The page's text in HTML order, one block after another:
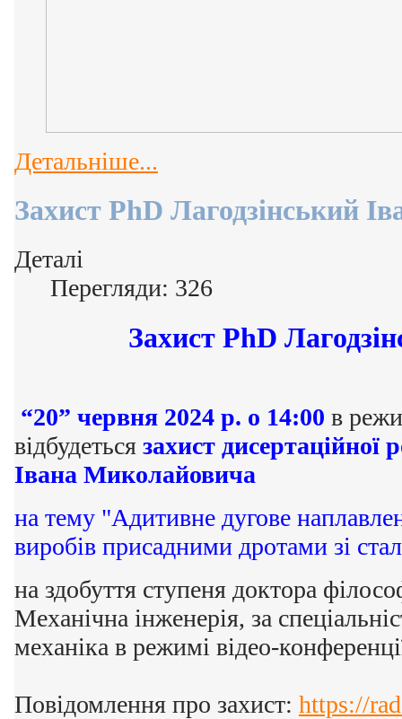
Детальніше...
Захист PhD Лагодзінський
Деталі
Перегляди: 326
Захист PhD
“20” червня 2024 р. о 14:00 в
відбудеться захист дисертаційної
Івана Миколайовича
на тему "Адитивне дугове
виробів присадними дротами зі
на здобуття ступеня доктора
Механічна інженерія, за
механіка в режимі відео-
Повідомлення про захист: https://